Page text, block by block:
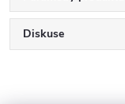
Diskuse